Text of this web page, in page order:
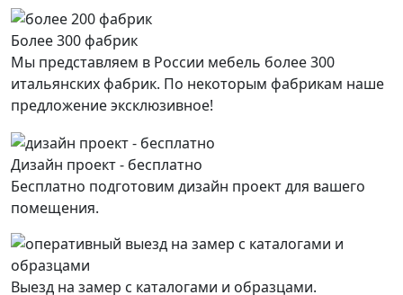
Более 300 фабрик
Мы представляем в России мебель более 300
итальянских фабрик. По некоторым фабрикам наше
предложение эксклюзивное!
Дизайн проект - бесплатно
Бесплатно подготовим дизайн проект для вашего
помещения.
Выезд на замер с каталогами и образцами.